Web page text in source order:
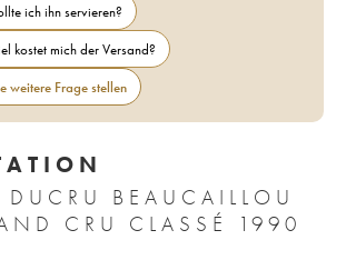
ich ihn servieren?
kostet mich der Versand?
weitere Frage stellen
BEAUCAILLOU
CRU CLASSÉ 1990